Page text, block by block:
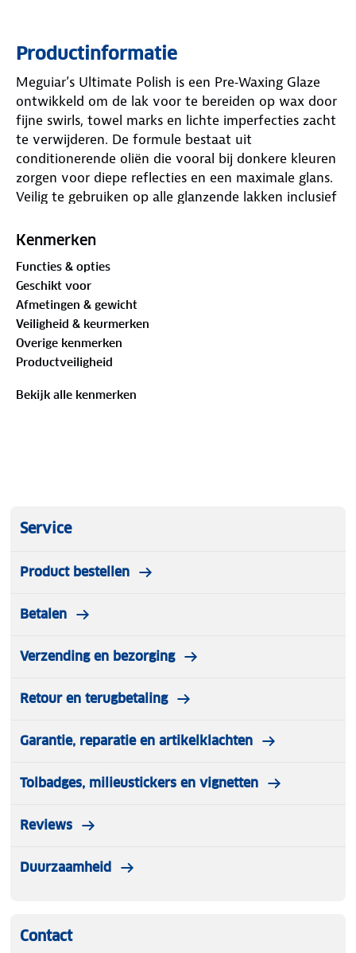
Productinformatie
Meguiar’s Ultimate Polish is een Pre‑Waxing Glaze
ontwikkeld om de lak voor te bereiden op wax door
fijne swirls, towel marks en lichte imperfecties zacht
te verwijderen. De formule bestaat uit
conditionerende oliën die vooral bij donkere kleuren
zorgen voor diepe reflecties en een maximale glans.
Veilig te gebruiken op alle glanzende lakken inclusief
action polisher. Laat de lak helder en spiegelglad
Kenmerken
Functies & opties
Geschikt voor
Afmetingen & gewicht
Veiligheid & keurmerken
Overige kenmerken
Productveiligheid
Bekijk alle kenmerken
Service
Product bestellen
Betalen
Verzending en bezorging
Retour en terugbetaling
Garantie, reparatie en artikelklachten
Tolbadges, milieustickers en vignetten
Reviews
Duurzaamheid
Contact